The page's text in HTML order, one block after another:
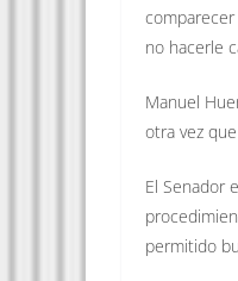
no hacerle
Manuel
otra vez
El Senador
permitido